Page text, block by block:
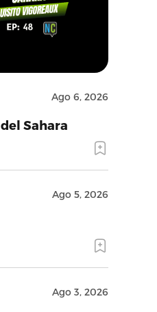
Ago 6, 2026
Sahara
Ago 5, 2026
Ago 3, 2026